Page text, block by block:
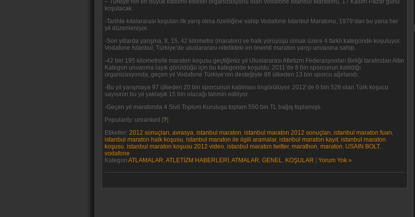
– Türkiye’nin en büyük katılımlı kitlesel organizasyonu olan Vodafone İstanbul Maratonu, 17 Kasım Pazar günü
koşulacak.
-Tarihte kıtalararası koşulan ilk yarış olma özelliğine sahip Vodafone İstanbul Maratonu, 1979’dan bu yana her
yıl düzenleniyor.
-Son yıllarda yarışma, 8, 15, 42 kilometre (maraton) ve halk yürüyüşü olmak üzere 4 farklı kategoride koşuluyor.
Vodafone İstanbul, Türkiye’de uluslararası nitelikteki en önemli maraton yarışı unvanına sahip.
-42 bin 195 kilometrelik maraton koşusu geçtiğimiz yıl Uluslararası Atletizm Federasyonları Birliği tarafından Altın
Kategori unvanına layık görüldüğü için bu kategoride koşuldu. 2011’de 8 bin sporcunun katıldığı
organizasyonda, geçen yıl Vodafone Türkiye’nin desteğiyle 88 ülkeden 13 bin sporcu ağırlandı.
-Bu yıl yarışmaya 97 ülkeden 20 bin sporcunun katılması öngörülüyor. 2012’de 6 bin 528 olan Türk koşucu
sayısının bu yıl yaklaşık 15 bin olacağı tahmin ediliyor.
-Geçen yıl maratonda 4 Sivil Toplum Kuruluşu toplam 550 bin TL bağış toplamıştı.
Popularity: unranked [?]
Etiketler: 2012 sonuçları, avrasya, istanbul maraton, istanbul maraton 2012 sonuçları, istanbul maraton fuarı,
istanbul maraton halk koşusu, istanbul maraton ile ilgili aramalar, istanbul maraton kayıt, istanbul maraton
koşusu, istanbul maraton koşusu 2012 video, istanbul maraton twitter, marathon, maraton, USAIN BOLT,
vodafone
Kategori ATLAMALAR, ATLETİZM HABERLERİ , ATMALAR, GENEL, KOŞULAR Yorum Yok »